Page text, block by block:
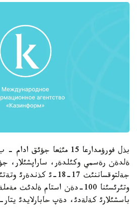
ةلدةن رةسمي وكئلدةر، ساراپشئلار،
جةلتوقساننئث 17-18-ئ
وتئرئسئنا 100-دةن استام
باسشئلارئ كةلةدئ، دةپ حابارلايدئ